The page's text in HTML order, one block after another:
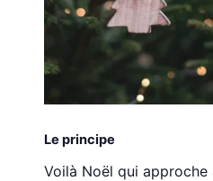
Le principe
Voilà Noël qui